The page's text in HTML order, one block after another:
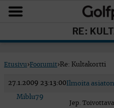
RE:
Etusivu›Foorumit›Re: Kultakortti
27.1.2009 23:13:00Ilmoita
Miblu79
Jep.